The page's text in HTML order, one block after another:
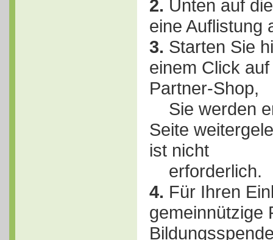
2. Unten auf
eine Auflistung
3. Starten Sie
einem Click
Partner-Shop,
Sie werden
Seite
ist nicht
erforderlich.
4. Für Ihren
gemeinnützige